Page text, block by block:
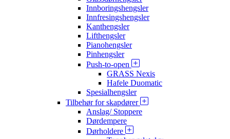
Innboringshengsler
Innfresingshengsler
Kanthengsler
Lifthengsler
Pianohengsler
Pinhengsler
Push-to-open
GRASS Nexis
Hafele Duomatic
Spesialhengsler
Tilbehør for skapdører
Anslag/ Stoppere
Dørdempere
Dørholdere